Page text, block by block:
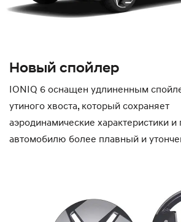
Новый спойлер
IONIQ 6 оснащен удлиненным
утиного хвоста, который сохраняет
аэродинамические характеристики и
автомобилю более плавный и